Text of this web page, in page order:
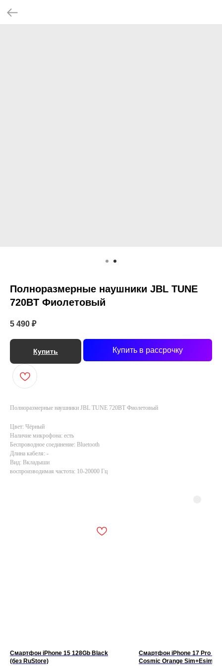
Полноразмерные наушники JBL TUNE
720BT Фиолетовый
5 490 ₽
Купить Купить в рассрочку
Полноразмерные наушники JBL TUNE 720BT Фиолетовый
Цвет: Чёрный
Наличие микрофона: есть
Беспроводное соединение: Bluetooth
Длина кабеля: -
Вид: Вкладыши
воспроизводимая частота: 10-20000 Гц
Смартфон iPhone 15 128Gb Black
(без RuStore)
Смартфон iPhone 17 Pro
Cosmic Orange Sim+Esim